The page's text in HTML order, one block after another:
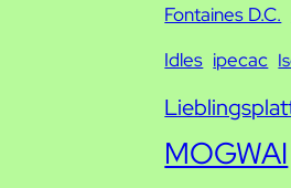
Fontaines D.C.
Idles ipecac
MOGWAI